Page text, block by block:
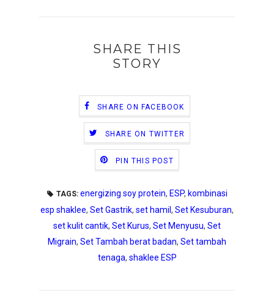
SHARE THIS
STORY
SHARE ON FACEBOOK
SHARE ON TWITTER
PIN THIS POST
TAGS: energizing soy protein, ESP, kombinasi
esp shaklee, Set Gastrik, set hamil , Set Kesuburan,
set kulit cantik, Set Kurus, Set Menyusu, Set
Migrain, Set Tambah berat badan, Set tambah
tenaga, shaklee ESP